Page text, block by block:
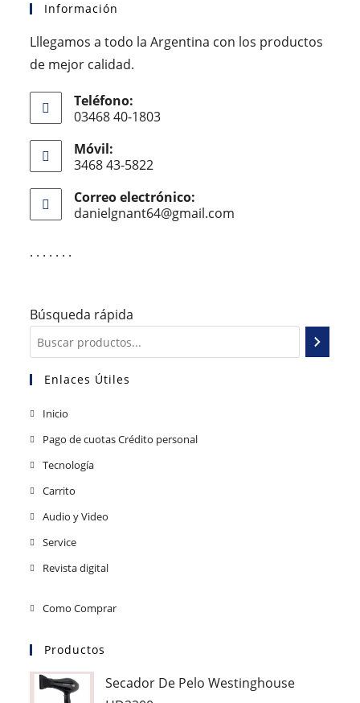
Información
Lllegamos a todo la Argentina con los productos
de mejor calidad.
Teléfono:
03468 40-1803
Móvil:
3468 43-5822
Correo electrónico:
danielgnant64@gmail.com
. . . . . . .
Búsqueda rápida
Enlaces Útiles
Inicio
Pago de cuotas Crédito personal
Tecnología
Carrito
Audio y Video
Service
Revista digital
Como Comprar
Productos
Secador De Pelo Westinghouse